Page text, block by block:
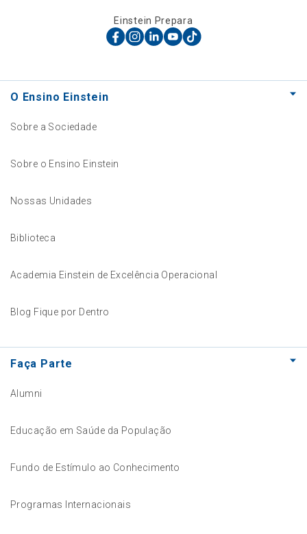
Einstein Prepara
O Ensino Einstein
Sobre a Sociedade
Sobre o Ensino Einstein
Nossas Unidades
Biblioteca
Academia Einstein de Excelência Operacional
Blog Fique por Dentro
Faça Parte
Alumni
Educação em Saúde da População
Fundo de Estímulo ao Conhecimento
Programas Internacionais